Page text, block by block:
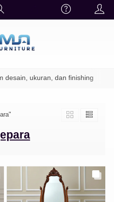
desain, ukuran, dan finishing